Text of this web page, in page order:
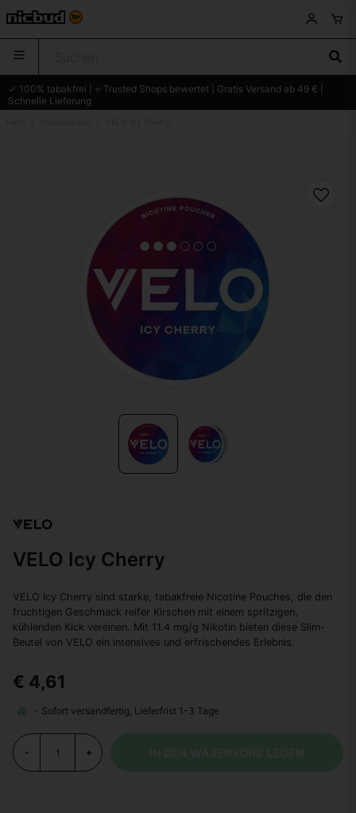
✓ 100% tabakfrei | ⭐ Trusted Shops bewertet | Gratis Versand ab 49 € |
Schnelle Lieferung
VELO Icy Cherry
VELO Icy Cherry sind starke, tabakfreie Nicotine Pouches, die den
fruchtigen Geschmack reifer Kirschen mit einem spritzigen,
kühlenden Kick vereinen. Mit 11.4 mg/g Nikotin bieten diese Slim-
Beutel von VELO ein intensives und erfrischendes Erlebnis.
€ 4,61
- +